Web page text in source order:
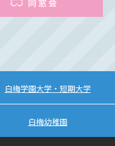
白梅学園大学・短期大学
白梅幼稚園